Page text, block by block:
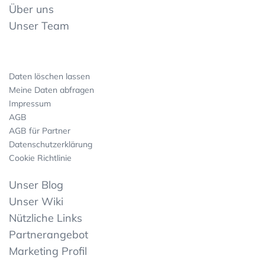
Über uns
Unser Team
Daten löschen lassen
Meine Daten abfragen
Impressum
AGB
AGB für Partner
Datenschutzerklärung
Cookie Richtlinie
Unser Blog
Unser Wiki
Nützliche Links
Partnerangebot
Marketing Profil